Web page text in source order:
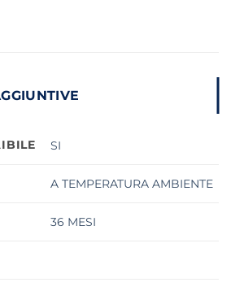
SI
A TEMPERATURA AMBIENTE
36 MESI